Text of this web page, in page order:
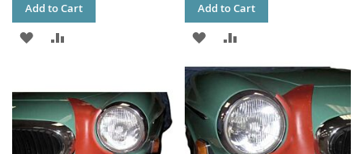
Add to Cart
ADD
WISH
LIST
COMPARE
Add to Cart
ADD
TO
WISH
LIST
TO
COMPARE